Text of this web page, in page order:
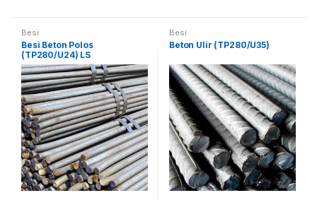
Besi
Besi Beton Polos
(TP280/U24) LS
Besi
Beton Ulir (TP280/U35)